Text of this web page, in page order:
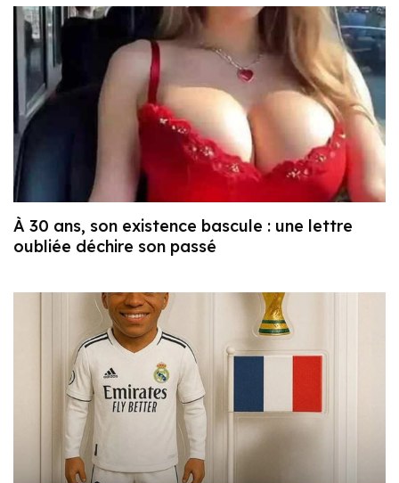
À 30 ans, son existence bascule : une lettre
oubliée déchire son passé